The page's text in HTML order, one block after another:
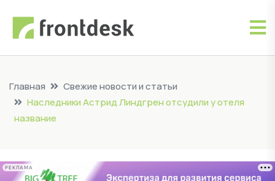
Главная
Свежие новости и статьи
Наследники Астрид Линдгрен отсудили у отеля
название
РЕКЛАМА